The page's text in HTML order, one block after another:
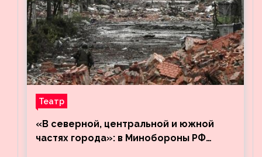
Театр
«В северной, центральной и южной
частях города»: в Минобороны РФ